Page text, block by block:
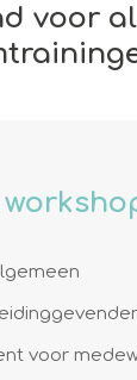
voor
voor